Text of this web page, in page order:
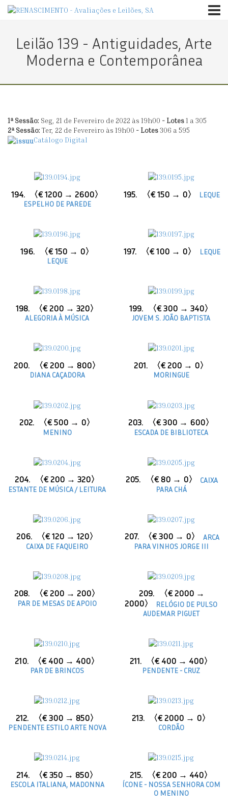
Leilão 139 - Antiguidades, Arte
Moderna e Contemporânea
1ª Sessão: Seg, 21 de Fevereiro de 2022 às 19h00 - Lotes1 a 305
2ª Sessão: Ter, 22 de Fevereiro às 19h00 - Lotes306 a 595
Catálogo Digital
194. 〈€ 1200 → 2600〉
ESPELHO DE PAREDE
195. 〈€ 150 → 0〉 LEQUE
196. 〈€ 150 → 0〉
LEQUE
197. 〈€ 100 → 0〉 LEQUE
198. 〈€ 200 → 320〉
ALEGORIA À MÚSICA
199. 〈€ 300 → 340〉
JOVEM S. JOÃO BAPTISTA
200. 〈€ 200 → 800〉
DIANA CAÇADORA
201. 〈€ 200 → 0〉
MORINGUE
202. 〈€ 500 → 0〉
MENINO
203. 〈€ 300 → 600〉
ESCADA DE BIBLIOTECA
204. 〈€ 200 → 320〉
ESTANTE DE MÚSICA / LEITURA
205. 〈€ 80 → 0〉
CAIXA
PARA CHÁ
206. 〈€ 120 → 120〉
CAIXA DE FAQUEIRO
207. 〈€ 300 → 0〉
ARCA
PARA VINHOS JORGE III
208. 〈€ 200 → 200〉
PAR DE MESAS DE APOIO
209.
〈€ 2000 →
2000〉
RELÓGIO DE PULSO
AUDEMAR PIGUET
210. 〈€ 400 → 400〉
PAR DE BRINCOS
211. 〈€ 400 → 400〉
PENDENTE - CRUZ
212. 〈€ 300 → 850〉
PENDENTE ESTILO ARTE NOVA
213. 〈€ 2000 → 0〉
CORDÃO
214. 〈€ 350 → 850〉
ESCOLA ITALIANA, MADONNA
215. 〈€ 200 → 440〉
ÍCONE - NOSSA SENHORA COM
O MENINO